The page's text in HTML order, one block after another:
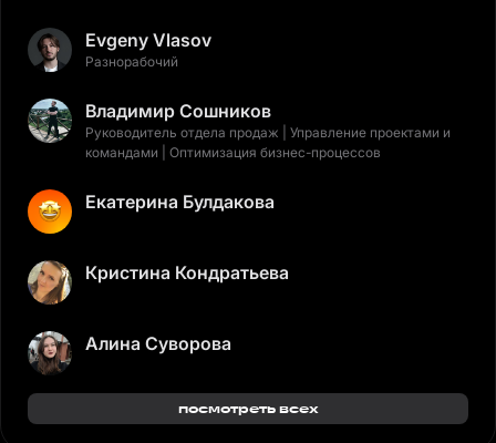
Evgeny Vlasov
Разнорабочий
Владимир Сошников
Руководитель отдела продаж | Управление проектами и
командами | Оптимизация бизнес-процессов
Екатерина Булдакова
Кристина Кондратьева
Алина Суворова
посмотреть всех